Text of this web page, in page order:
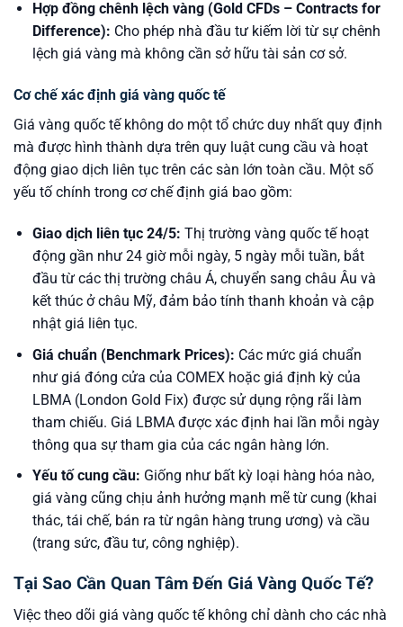
Hợp đồng chênh lệch vàng (Gold CFDs – Contracts for
Difference): Cho phép nhà đầu tư kiếm lời từ sự chênh
lệch giá vàng mà không cần sở hữu tài sản cơ sở.
Cơ chế xác định giá vàng quốc tế
Giá vàng quốc tế không do một tổ chức duy nhất quy định
mà được hình thành dựa trên quy luật cung cầu và hoạt
động giao dịch liên tục trên các sàn lớn toàn cầu. Một số
yếu tố chính trong cơ chế định giá bao gồm:
Giao dịch liên tục 24/5: Thị trường vàng quốc tế hoạt
động gần như 24 giờ mỗi ngày, 5 ngày mỗi tuần, bắt
đầu từ các thị trường châu Á, chuyển sang châu Âu và
kết thúc ở châu Mỹ, đảm bảo tính thanh khoản và cập
nhật giá liên tục.
Giá chuẩn (Benchmark Prices): Các mức giá chuẩn
như giá đóng cửa của COMEX hoặc giá định kỳ của
LBMA (London Gold Fix) được sử dụng rộng rãi làm
tham chiếu. Giá LBMA được xác định hai lần mỗi ngày
thông qua sự tham gia của các ngân hàng lớn.
Yếu tố cung cầu: Giống như bất kỳ loại hàng hóa nào,
giá vàng cũng chịu ảnh hưởng mạnh mẽ từ cung (khai
thác, tái chế, bán ra từ ngân hàng trung ương) và cầu
(trang sức, đầu tư, công nghiệp).
Tại Sao Cần Quan Tâm Đến Giá Vàng Quốc Tế?
Việc theo dõi giá vàng quốc tế không chỉ dành cho các nhà